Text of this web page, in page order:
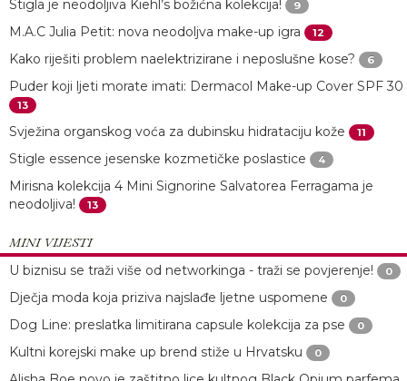
Stigla je neodoljiva Kiehl’s božićna kolekcija! 9
M.A.C Julia Petit: nova neodoljva make-up igra 12
Kako riješiti problem naelektrizirane i neposlušne kose? 6
Puder koji ljeti morate imati: Dermacol Make-up Cover SPF 30
13
Svježina organskog voća za dubinsku hidrataciju kože 11
Stigle essence jesenske kozmetičke poslastice 4
Mirisna kolekcija 4 Mini Signorine Salvatorea Ferragama je
neodoljiva!
13
MINI VIJESTI
U biznisu se traži više od networkinga - traži se povjerenje!
0
Dječja moda koja priziva najslađe ljetne uspomene 0
Dog Line: preslatka limitirana capsule kolekcija za pse 0
Kultni korejski make up brend stiže u Hrvatsku 0